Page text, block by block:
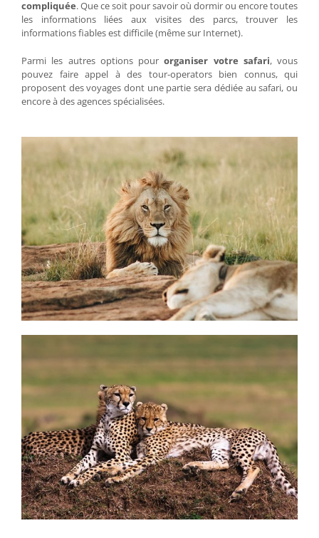
compliquée. Que ce soit pour savoir où dormir ou encore toutes
les informations liées aux visites des parcs, trouver les
informations fiables est difficile (même sur Internet).
Parmi les autres options pourorganiser votre safari, vous
pouvez faire appel à des tour-operators bien connus, qui
proposent des voyages dont une partie sera dédiée au safari, ou
encore à des agences spécialisées.